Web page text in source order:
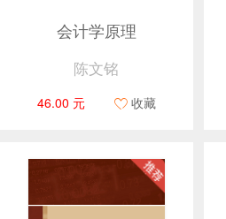
会计学原理
陈文铭
46.00 元 收藏